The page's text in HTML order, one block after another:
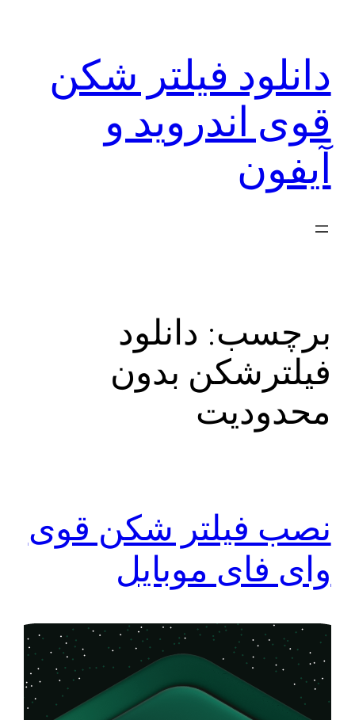
دانلود فیلتر شکن
قوی اندروید و
آیفون
برچسب: دانلود
فیلترشکن بدون
محدودیت
نصب فیلتر شکن قوی
وای فای موبایل